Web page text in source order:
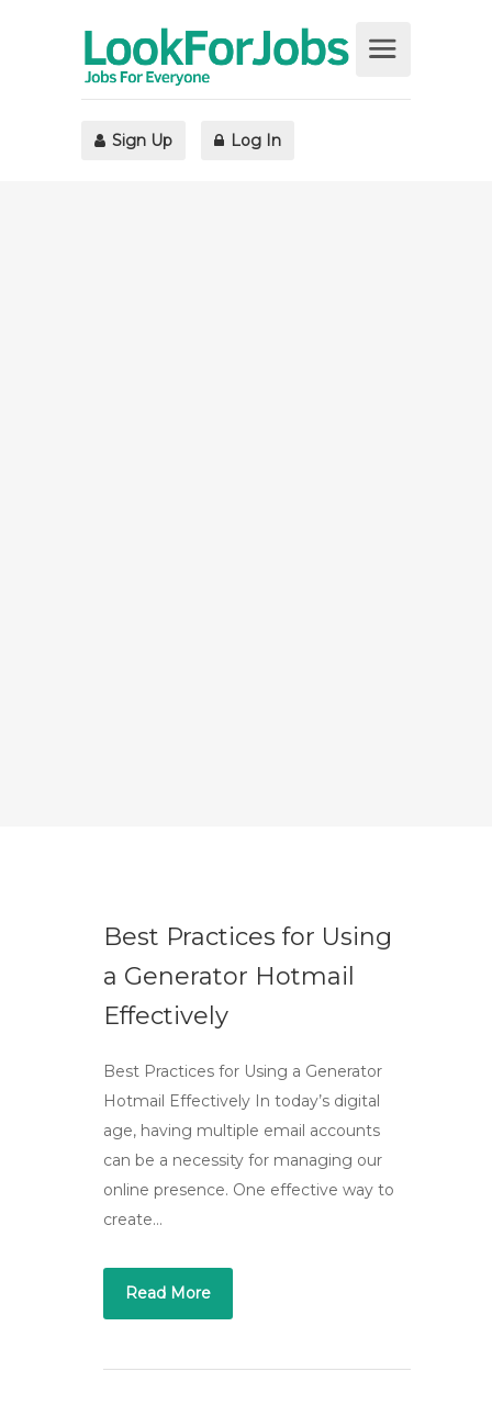
Sign Up Log In
Best Practices for Using
a Generator Hotmail
Effectively
Best Practices for Using a Generator
Hotmail Effectively In today’s digital
age, having multiple email accounts
can be a necessity for managing our
online presence. One effective way to
create…
Read More